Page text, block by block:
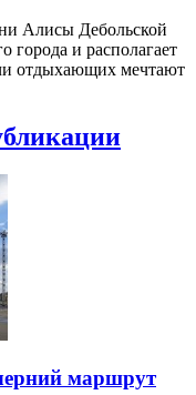
Алисы Дебольской
города и располагает
отдыхающих мечтают
маршрут